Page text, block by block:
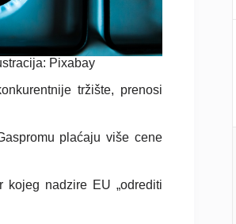
Pixabay
tržište, prenosi
plaćaju više cene
nadzire EU „odrediti